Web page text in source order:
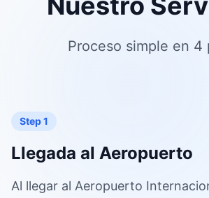
Proceso simple en 4
Step 1
Llegada al Aeropuerto
Al llegar al Aeropuerto